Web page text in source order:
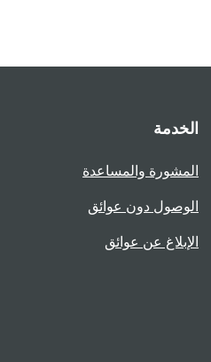
الخدمة
المشورة والمساعدة
الوصول دون عوائق
الإبلاغ عن عوائق